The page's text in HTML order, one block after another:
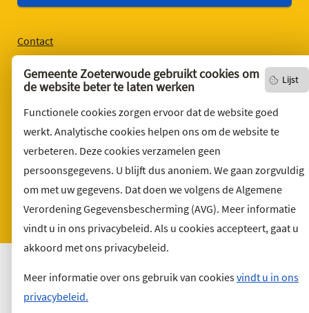
Lijst
Gemeente Zoeterwoude gebruikt cookies om
de website beter te laten werken
Functionele cookies zorgen ervoor dat de website goed
werkt. Analytische cookies helpen ons om de website te
verbeteren. Deze cookies verzamelen geen
persoonsgegevens. U blijft dus anoniem. We gaan zorgvuldig
om met uw gegevens. Dat doen we volgens de Algemene
Verordening Gegevensbescherming (AVG). Meer informatie
vindt u in ons privacybeleid. Als u cookies accepteert, gaat u
akkoord met ons privacybeleid.
Meer informatie over ons gebruik van cookiesvindt u in ons
privacybeleid.
Contact
Privacyverklaring
Over deze website
Sitemap
Toegankelijkheid
Klacht indienen
Vacatures